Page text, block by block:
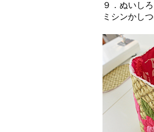
９．ぬいし
ミシンかし